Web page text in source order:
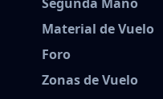
Material de Vuelo
Foro
Zonas de Vuelo